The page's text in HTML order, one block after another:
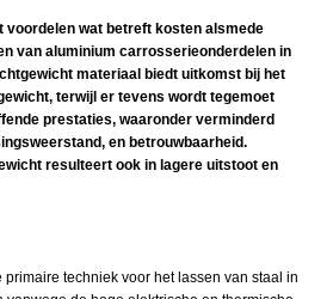
voordelen wat betreft kosten alsmede
van aluminium carrosserieonderdelen in
materiaal biedt uitkomst bij het
terwijl er tevens wordt tegemoet
prestaties, waaronder verminderd
en betrouwbaarheid.
resulteert ook in lagere uitstoot en
primaire techniek voor het lassen van staal in